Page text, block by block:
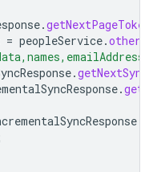
.getNextPageToken
= peopleService.
.
.